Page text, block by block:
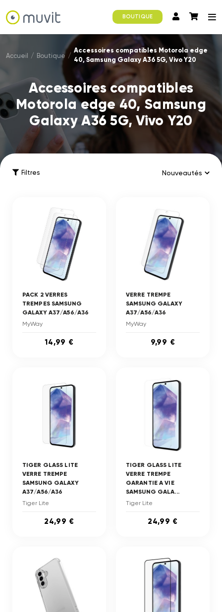
BOUTIQUE
Accueil / Boutique /
Accessoires compatibles Motorola edge
40, Samsung Galaxy A36 5G, Vivo Y20
Accessoires compatibles
Motorola edge 40, Samsung
Galaxy A36 5G, Vivo Y20
Filtres
PACK 2 VERRES
TREMPES SAMSUNG
GALAXY A37/A56/A36
MyWay
14,99 €
VERRE TREMPE
SAMSUNG GALAXY
A37/A56/A36
MyWay
9,99 €
TIGER GLASS LITE
VERRE TREMPE
SAMSUNG GALAXY
A37/A56/A36
Tiger Lite
24,99 €
TIGER GLASS LITE
VERRE TREMPE
GARANTIE A VIE
SAMSUNG GALA...
Tiger Lite
24,99 €